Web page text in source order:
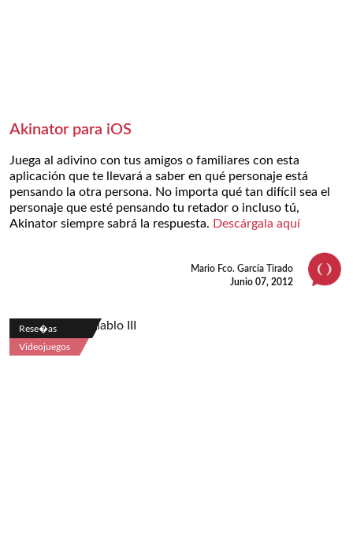
Akinator para iOS
Juega al adivino con tus amigos o familiares con esta
aplicación que te llevará a saber en qué personaje está
pensando la otra persona. No importa qué tan difícil sea el
personaje que esté pensando tu retador o incluso tú,
Akinator siempre sabrá la respuesta. Descárgala aquí
Mario Fco. García Tirado
Junio 07, 2012
Rese�as
Videojuegos